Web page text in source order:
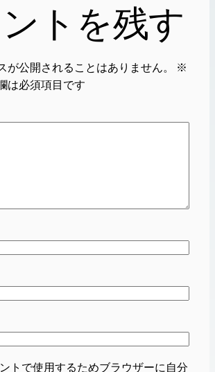
トを残す
が公開されることはありません。
※
は必須項目です
トで使用するためブラウザーに自分